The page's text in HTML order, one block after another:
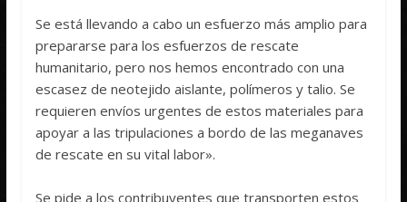
Se está llevando a cabo un esfuerzo más amplio para
prepararse para los esfuerzos de rescate
humanitario, pero nos hemos encontrado con una
escasez de neotejido aislante, polímeros y talio. Se
requieren envíos urgentes de estos materiales para
apoyar a las tripulaciones a bordo de las meganaves
de rescate en su vital labor».
Se pide a los contribuyentes que transporten estos